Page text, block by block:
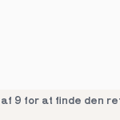
af 9 for at finde den